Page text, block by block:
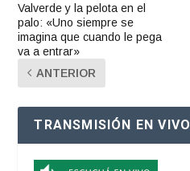
Valverde y la pelota en el
palo: «Uno siempre se
imagina que cuando le pega
va a entrar»
ANTERIOR
TRANSMISIÓN EN VIVO